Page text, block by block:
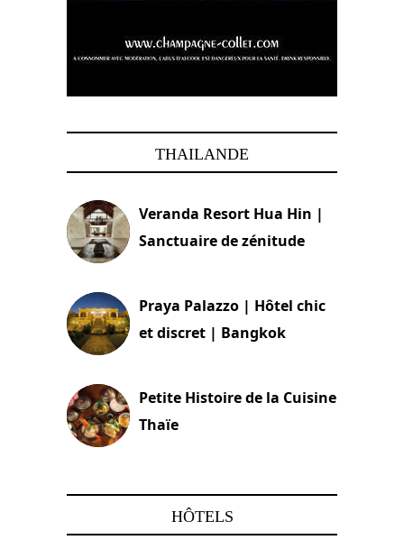
THAILANDE
Veranda Resort Hua Hin |
Sanctuaire de zénitude
Praya Palazzo | Hôtel chic
et discret | Bangkok
Petite Histoire de la Cuisine
Thaïe
HÔTELS